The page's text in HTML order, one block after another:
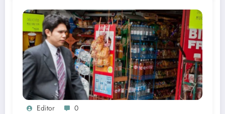
Editor 0